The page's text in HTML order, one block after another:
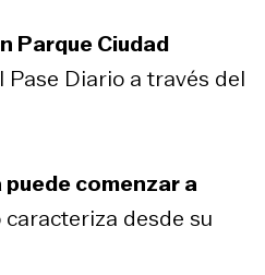
Parque Ciudad
Diario a través del
puede comenzar a
desde su